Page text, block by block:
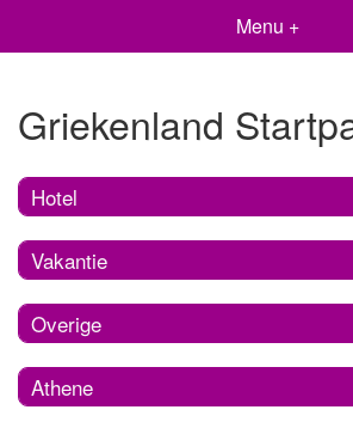
Menu +
Griekenland
Hotel
Vakantie
Overige
Athene